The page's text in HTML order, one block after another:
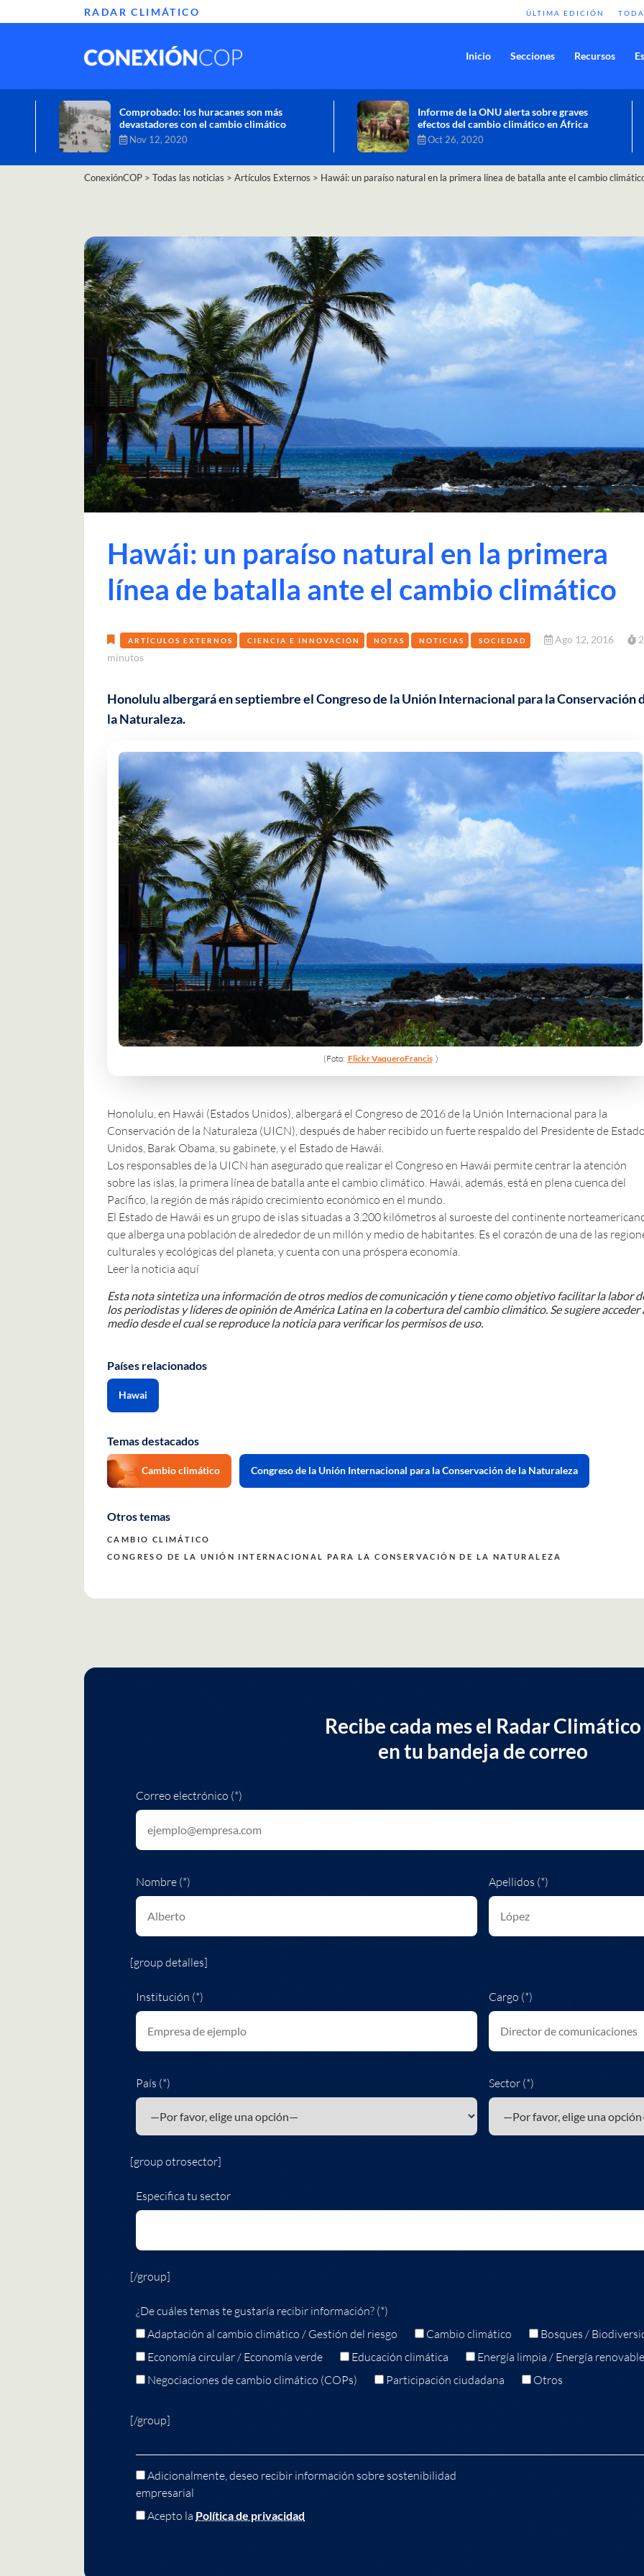
RADAR CLIMÁTICO ÚLTIMA EDICIÓN
Inicio Secciones Recursos
Informe de la ONU alerta sobre graves
efectos del cambio climático en África
Oct 26, 2020
Comisión de Alto Nivel de Cambio
Climático aprueba nueva ambición
climática del Perú
Dic 16, 2020
ConexiónCOP > Todas las noticias > Artículos Externos > Hawái: un paraíso natural en la primera línea de batalla ante el cambio
Hawái: un paraíso natural en la primera
línea de batalla ante el cambio climático
ARTÍCULOS EXTERNOS CIENCIA E INNOVACIÓN NOTAS NOTICIAS SOCIEDAD Ago 12, 2016
2
minutos
Honolulu albergará en septiembre el Congreso de la Unión Internacional para la Conservación
la Naturaleza.
(Foto: Flickr VaqueroFrancis )
Honolulu, en Hawái (Estados Unidos), albergará el Congreso de 2016 de la Unión Internacional para la
Conservación de la Naturaleza (UICN) , después de haber recibido un fuerte respaldo del Presidente de
Unidos, Barak Obama, su gabinete, y el Estado de Hawái.
Los responsables de la UICN han asegurado que realizar el Congreso en Hawái permite centrar la atención
sobre las islas, la primera línea de batalla ante el cambio climático. Hawái, además, está en plena cuenca del
Pacífico, la región de más rápido crecimiento económico en el mundo.
El Estado de Hawái es un grupo de islas situadas a 3.200 kilómetros al suroeste del continente
que alberga una población de alrededor de un millón y medio de habitantes. Es el corazón de una de las
culturales y ecológicas del planeta, y cuenta con una próspera economía.
Leer la noticia aquí
Esta nota sintetiza una información de otros medios de comunicación y tiene como objetivo facilitar la labor
los periodistas y líderes de opinión de América Latina en la cobertura del cambio climático. Se sugiere acceder
medio desde el cual se reproduce la noticia para verificar los permisos de uso.
Países relacionados
Hawai
Temas destacados
Cambio climático Congreso de la Unión Internacional para la Conservación de la Naturaleza
Otros temas
CAMBIO CLIMÁTICO
CONGRESO DE LA UNIÓN INTERNACIONAL PARA LA CONSERVACIÓN DE LA NATURALEZA
Recibe cada mes el Radar Climático
en tu bandeja de correo
Correo electrónico (*)
Nombre (*) Apellidos (*)
[group detalles]
Institución (*) Cargo (*)
País (*) Sector (*)
[group otrosector]
Especifica tu sector
[/group]
¿De cuáles temas te gustaría recibir información? (*)
Adaptación al cambio climático / Gestión del riesgo
Cambio climático
Bosques /
Economía circular / Economía verde
Educación climática
Energía limpia / Energía renovable
Negociaciones de cambio climático (COPs)
Participación ciudadana Otros
[/group]
Adicionalmente, deseo recibir información sobre sostenibilidad
empresarial
Acepto la Política de privacidad